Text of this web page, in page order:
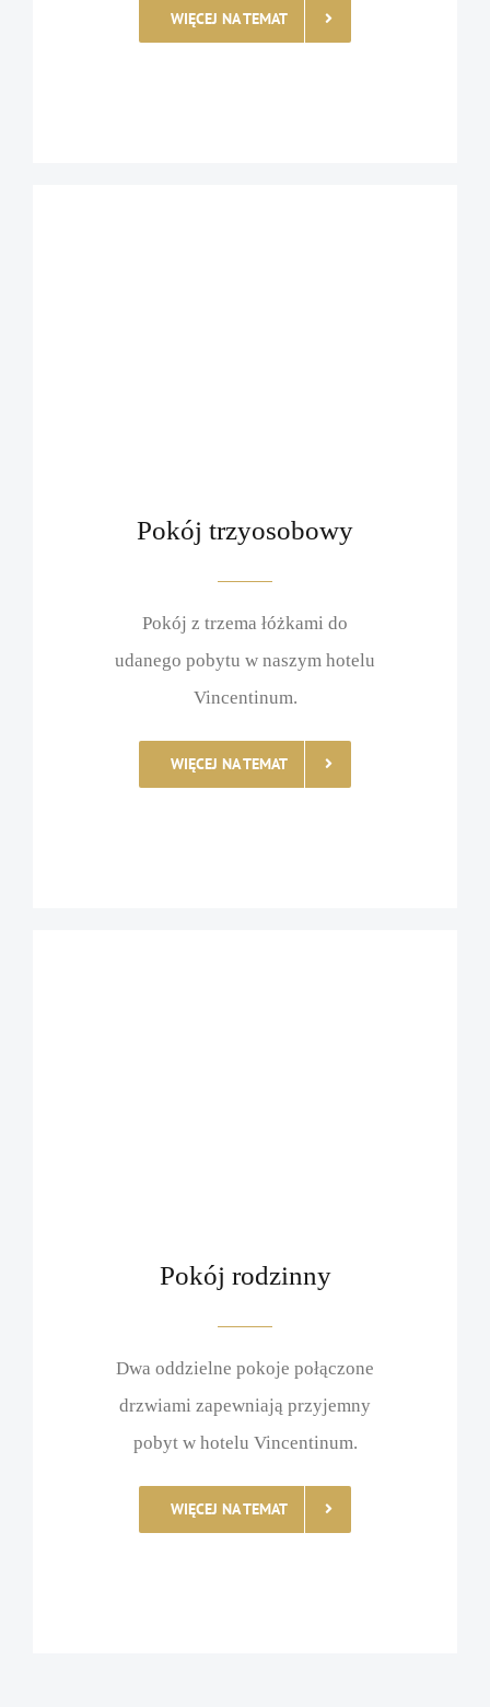
WIĘCEJ NA TEMAT
Pokój trzyosobowy
Pokój z trzema łóżkami do
udanego pobytu w naszym hotelu
Vincentinum.
WIĘCEJ NA TEMAT
Pokój rodzinny
Dwa oddzielne pokoje połączone
drzwiami zapewniają przyjemny
pobyt w hotelu Vincentinum.
WIĘCEJ NA TEMAT